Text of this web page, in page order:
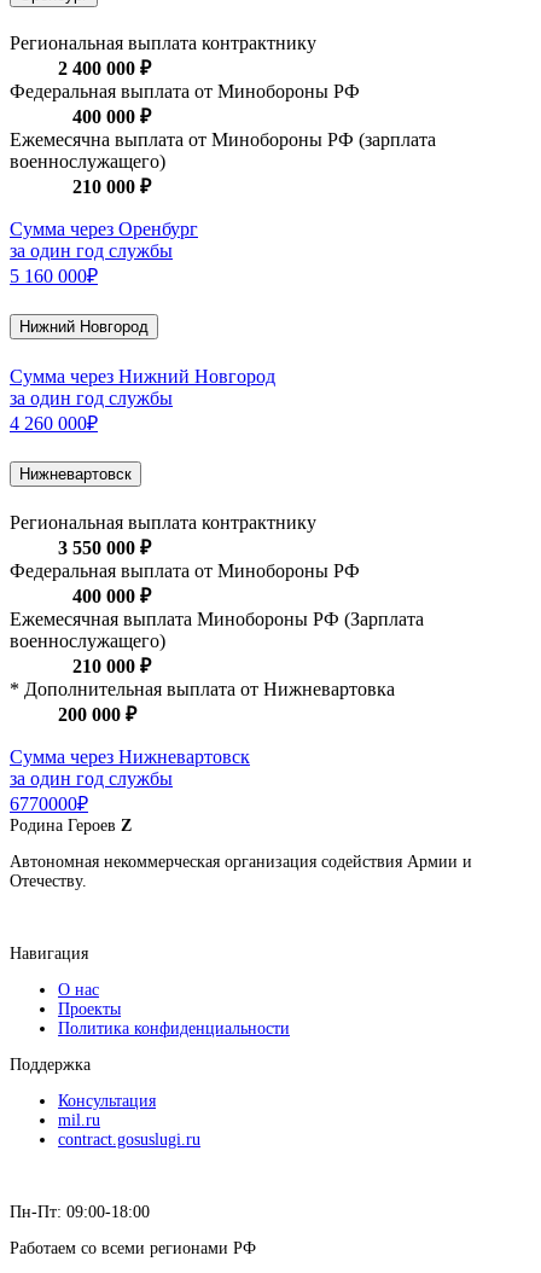
Региональная выплата контрактнику
2 400 000 ₽
Федеральная выплата от Минобороны РФ
400 000 ₽
Ежемесячна выплата от Минобороны РФ (зарплата
военнослужащего)
210 000 ₽
Сумма через Оренбург
за один год службы
5 160 000₽
Нижний Новгород
Сумма через Нижний Новгород
за один год службы
4 260 000₽
Нижневартовск
Региональная выплата контрактнику
3 550 000 ₽
Федеральная выплата от Минобороны РФ
400 000 ₽
Ежемесячная выплата Минобороны РФ (Зарплата
военнослужащего)
210 000 ₽
* Дополнительная выплата от Нижневартовка
200 000 ₽
Сумма через Нижневартовск
за один год службы
6770000₽
Родина Героев Z
Автономная некоммерческая организация содействия Армии и
Отечеству.
Навигация
О нас
Проекты
Политика конфиденциальности
Поддержка
Консультация
mil.ru
contract.gosuslugi.ru
Пн-Пт: 09:00-18:00
Работаем со всеми регионами РФ